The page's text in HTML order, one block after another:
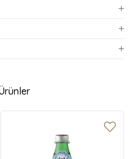
üretimin bir örneğidir.